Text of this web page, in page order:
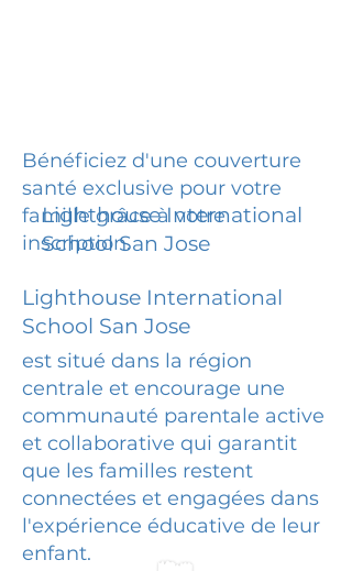
Bénéficiez d'une couverture
santé exclusive pour votre
famille grâce à votre
inscription.
Lighthouse International
School San Jose
Lighthouse International
School San Jose
est situé dans la région
centrale et encourage une
communauté parentale active
et collaborative qui garantit
que les familles restent
connectées et engagées dans
l'expérience éducative de leur
enfant.